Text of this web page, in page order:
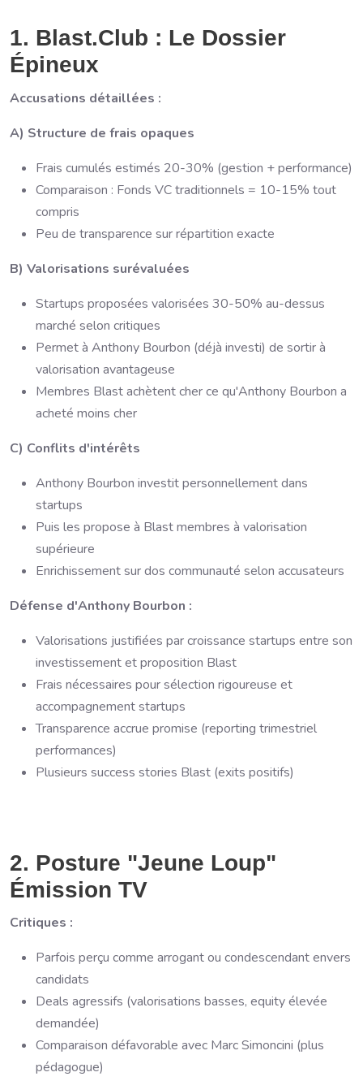
1. Blast.Club : Le Dossier
Épineux
Accusations détaillées :
A) Structure de frais opaques
Frais cumulés estimés 20-30% (gestion + performance)
Comparaison : Fonds VC traditionnels = 10-15% tout
compris
Peu de transparence sur répartition exacte
B) Valorisations surévaluées
Startups proposées valorisées 30-50% au-dessus
marché selon critiques
Permet à Anthony Bourbon (déjà investi) de sortir à
valorisation avantageuse
Membres Blast achètent cher ce qu'Anthony Bourbon a
acheté moins cher
C) Conflits d'intérêts
Anthony Bourbon investit personnellement dans
startups
Puis les propose à Blast membres à valorisation
supérieure
Enrichissement sur dos communauté selon accusateurs
Défense d'Anthony Bourbon :
Valorisations justifiées par croissance startups entre son
investissement et proposition Blast
Frais nécessaires pour sélection rigoureuse et
accompagnement startups
Transparence accrue promise (reporting trimestriel
performances)
Plusieurs success stories Blast (exits positifs)
2. Posture "Jeune Loup"
Émission TV
Critiques :
Parfois perçu comme arrogant ou condescendant envers
candidats
Deals agressifs (valorisations basses, equity élevée
demandée)
Comparaison défavorable avec Marc Simoncini (plus
pédagogue)